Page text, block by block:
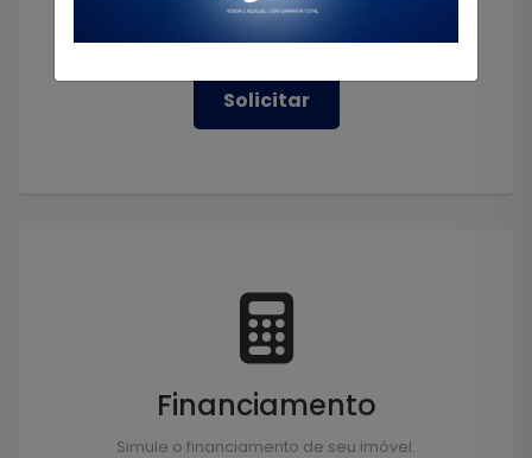
Encontramos o imóvel que você precisa!
Solicitar
Financiamento
Simule o financiamento de seu imóvel.